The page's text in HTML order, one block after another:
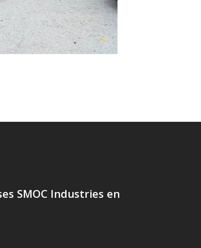
SMOC Industries en